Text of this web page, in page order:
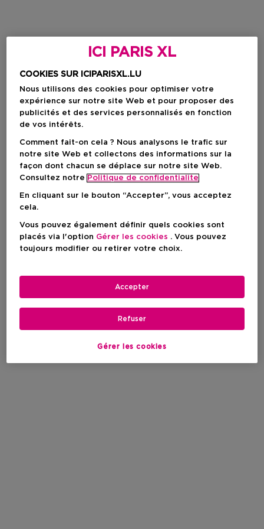
ICI PARIS XL
COOKIES SUR ICIPARISXL.LU
Nous utilisons des cookies pour optimiser votre
expérience sur notre site Web et pour proposer des
publicités et des services personnalisés en fonction
de vos intérêts.
Comment fait-on cela ? Nous analysons le trafic sur
notre site Web et collectons des informations sur la
façon dont chacun se déplace sur notre site Web.
Consultez notre Politique de confidentialite
En cliquant sur le bouton “Accepter”, vous acceptez
cela.
Vous pouvez également définir quels cookies sont
placés via l'option Gérer les cookies . Vous pouvez
toujours modifier ou retirer votre choix.
Gérer les cookies
Refuser
Accepter